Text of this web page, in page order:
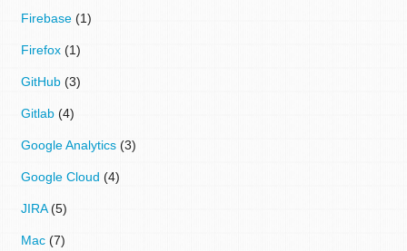
Firebase (1)
Firefox (1)
GitHub (3)
Gitlab (4)
Google Analytics (3)
Google Cloud (4)
JIRA(5)
Mac (7)